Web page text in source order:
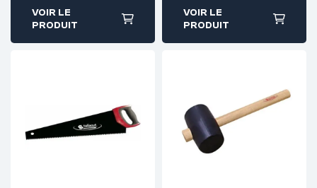
VOIR LE
PRODUIT
VOIR LE
PRODUIT